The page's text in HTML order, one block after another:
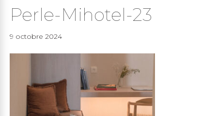
Perle-Mihotel-23
9 octobre 2024